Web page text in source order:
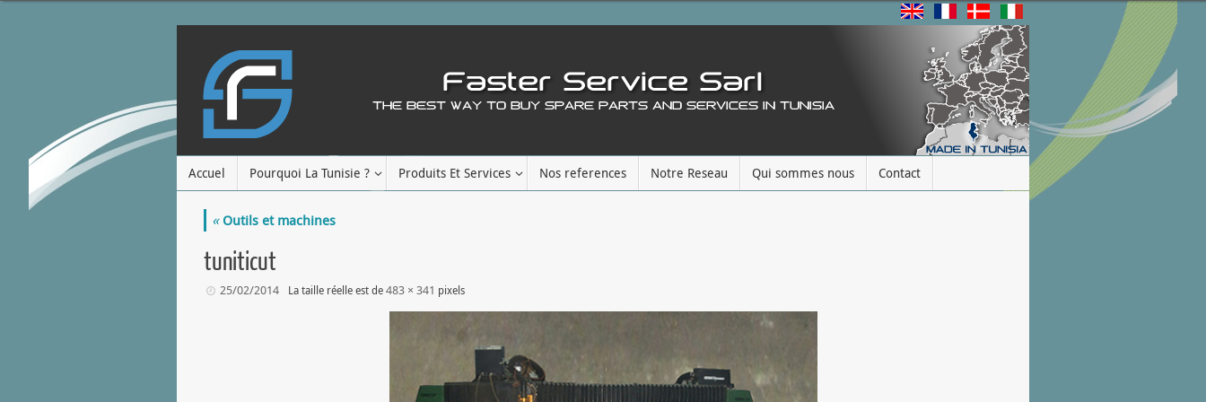
Accuel Pourquoi La Tunisie ? Produits Et Services Nos references Notre Reseau Qui sommes nous Contact
«Outils et machines
tuniticut
25/02/2014 La taille réelle est de483 × 341 pixels